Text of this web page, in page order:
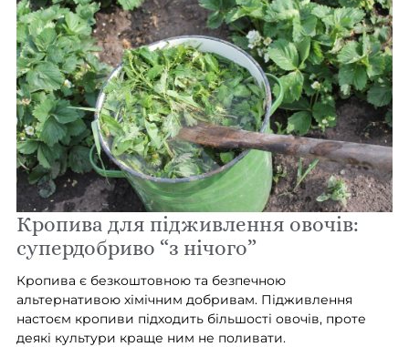
Кропива для підживлення овочів:
супердобриво “з нічого”
Кропива є безкоштовною та безпечною
альтернативою хімічним добривам. Підживлення
настоєм кропиви підходить більшості овочів, проте
деякі культури краще ним не поливати.